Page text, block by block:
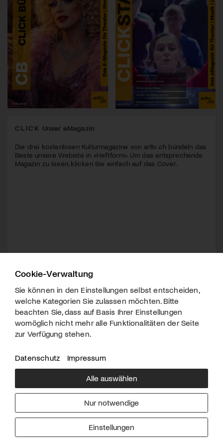
CLICK Unser eMagazin
Die drei kostenlosen Kulturmagazine von arttv.ch bündeln das
Beste unsere Website in «Heftform». Um das entsprechende
Magazin zu lesen, klicken Sie einfach auf das Cover.
Über uns
Downloads
Werben
Impressum
Cookie-Verwaltung
Sie können in den Einstellungen selbst entscheiden,
welche Kategorien Sie zulassen möchten. Bitte
beachten Sie, dass auf Basis Ihrer Einstellungen
womöglich nicht mehr alle Funktionalitäten der Seite
zur Verfügung stehen.
Datenschutz Impressum
Alle auswählen
Nur notwendige
Einstellungen